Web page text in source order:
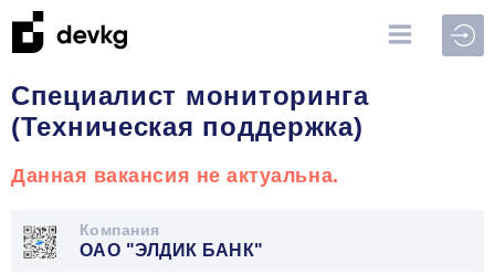
Специалист мониторинга
(Техническая поддержка)
Данная вакансия не актуальна.
Компания
ОАО "ЭЛДИК БАНК"